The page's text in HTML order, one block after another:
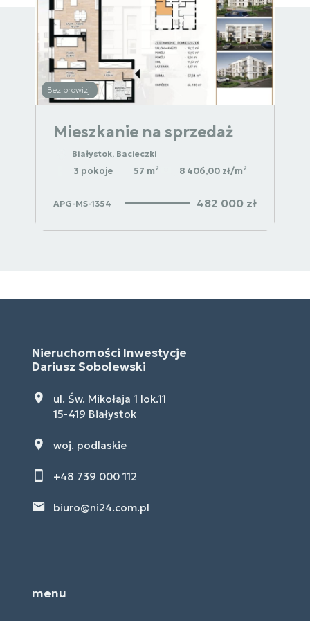
Bez prowizji
Mieszkanie na sprzedaż
Białystok, Bacieczki
3 pokoje 57 m2 8 406,00 zł/m2
APG-MS-1354 482 000 zł
Nieruchomości Inwestycje
Dariusz Sobolewski
ul. Św. Mikołaja 1 lok.11
15-419 Białystok
woj. podlaskie
+48 739 000 112
biuro@ni24.com.pl
menu